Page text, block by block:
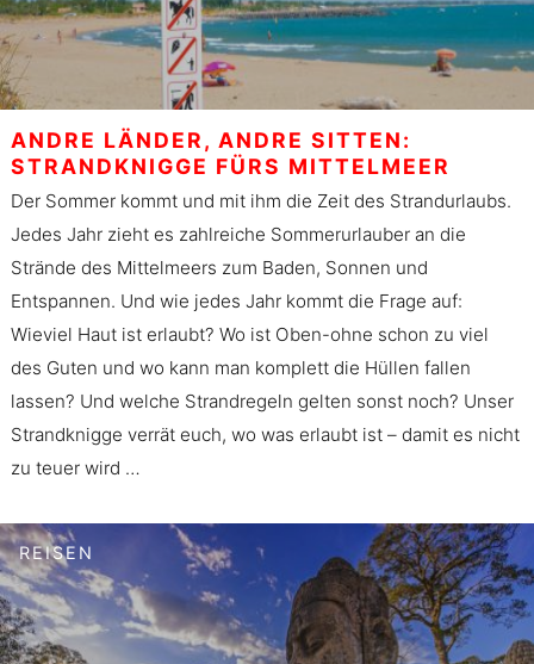
ANDRE LÄNDER, ANDRE SITTEN:
STRANDKNIGGE FÜRS MITTELMEER
Der Sommer kommt und mit ihm die Zeit des Strandurlaubs.
Jedes Jahr zieht es zahlreiche Sommerurlauber an die
Strände des Mittelmeers zum Baden, Sonnen und
Entspannen. Und wie jedes Jahr kommt die Frage auf:
Wieviel Haut ist erlaubt? Wo ist Oben-ohne schon zu viel
des Guten und wo kann man komplett die Hüllen fallen
lassen? Und welche Strandregeln gelten sonst noch? Unser
Strandknigge verrät euch, wo was erlaubt ist – damit es nicht
zu teuer wird …
REISEN